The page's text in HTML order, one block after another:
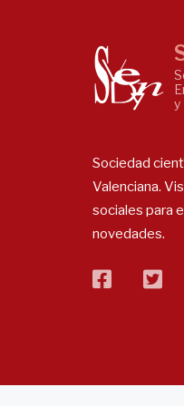
y
Sociedad
Valenciana.
sociales para
novedades.
facebook